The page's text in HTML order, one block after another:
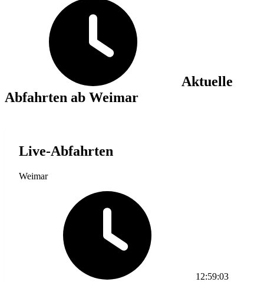
Aktuelle
Abfahrten ab Weimar
Live-Abfahrten
Weimar
12:59:03